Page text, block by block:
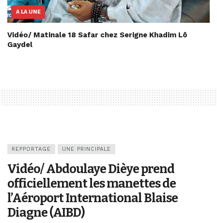
A LA UNE
Vidéo/ Matinale 18 Safar chez Serigne Khadim Lô
Gaydel
REPPORTAGE UNE PRINCIPALE
Vidéo/ Abdoulaye Dièye prend
officiellement les manettes de
l’Aéroport International Blaise
Diagne (AIBD)